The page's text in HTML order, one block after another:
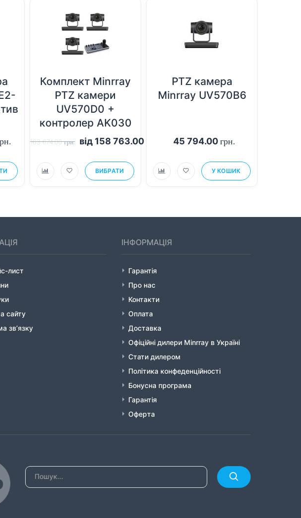
Комплект Minrray
PTZ камери
UV570D0 +
контролер AK030
163 674.00 грн. від 158 763.00
ВИБРАТИ
PTZ камера
Minrray UV570B6
45 794.00 грн.
У КОШИК
лист
сайту
зв’язку
ІНФОРМАЦІЯ
Гарантія
Про нас
Контакти
Оплата
Доставка
Офіційні дилери Minrray в Україні
Стати дилером
Політика конфеденційності
Бонусна програма
Гарантія
Оферта